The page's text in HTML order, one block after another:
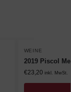
WEINE
2019 Piscol
€23,20 inkl. MwSt.